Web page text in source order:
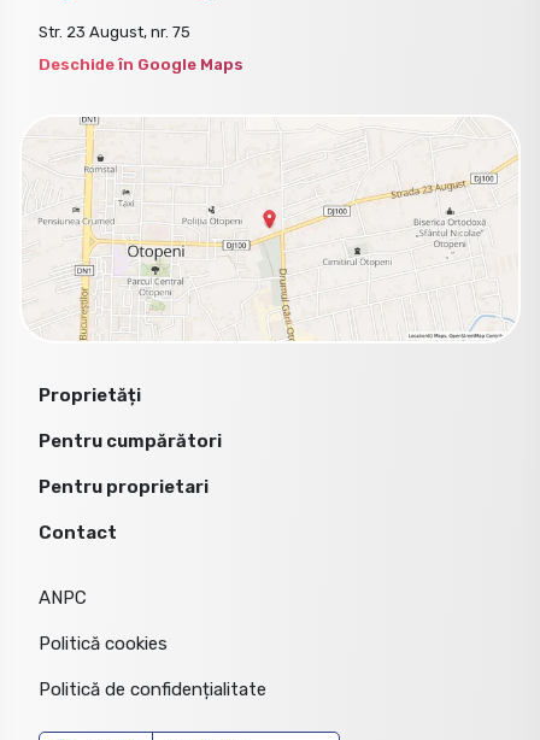
Str. 23 August, nr. 75
Deschide în Google Maps
Proprietăți
Pentru cumpărători
Pentru proprietari
Contact
ANPC
Politică cookies
Politică de confidențialitate